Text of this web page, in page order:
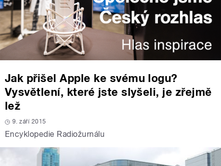
Jak přišel Apple ke svému logu?
Vysvětlení, které jste slyšeli, je zřejmě
lež
9. září 2015
Encyklopedie Radiožurnálu